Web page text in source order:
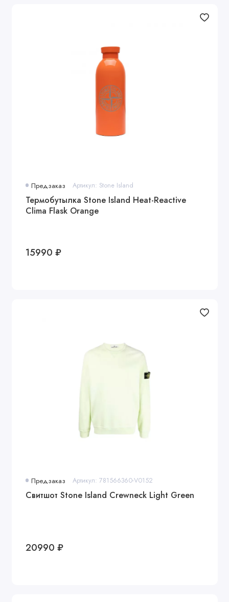
Предзаказ Артикул: Stone Island
Термобутылка Stone Island Heat-Reactive
Clima Flask Orange
15990 ₽
Предзаказ Артикул: 781566360-V0152
Свитшот Stone Island Crewneck Light Green
20990 ₽